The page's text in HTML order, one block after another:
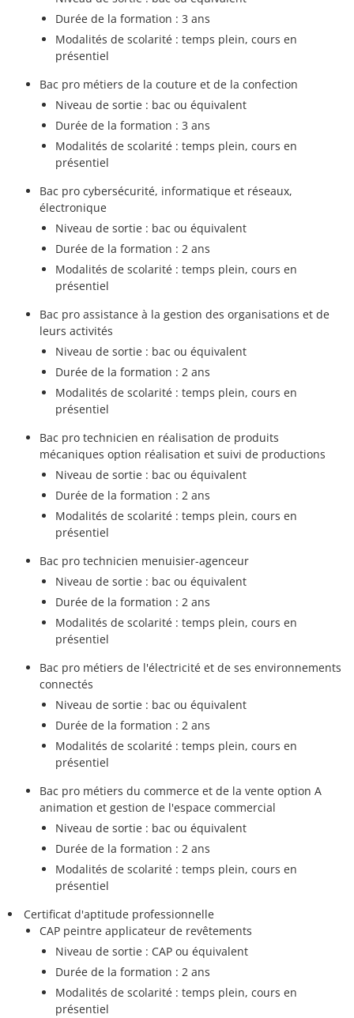
Durée de la formation : 3 ans
Modalités de scolarité : temps plein, cours en
présentiel
Bac pro métiers de la couture et de la confection
Niveau de sortie : bac ou équivalent
Durée de la formation : 3 ans
Modalités de scolarité : temps plein, cours en
présentiel
Bac pro cybersécurité, informatique et réseaux,
électronique
Niveau de sortie : bac ou équivalent
Durée de la formation : 2 ans
Modalités de scolarité : temps plein, cours en
présentiel
Bac pro assistance à la gestion des organisations et de
leurs activités
Niveau de sortie : bac ou équivalent
Durée de la formation : 2 ans
Modalités de scolarité : temps plein, cours en
présentiel
Bac pro technicien en réalisation de produits
mécaniques option réalisation et suivi de productions
Niveau de sortie : bac ou équivalent
Durée de la formation : 2 ans
Modalités de scolarité : temps plein, cours en
présentiel
Bac pro technicien menuisier-agenceur
Niveau de sortie : bac ou équivalent
Durée de la formation : 2 ans
Modalités de scolarité : temps plein, cours en
présentiel
Bac pro métiers de l'électricité et de ses environnements
connectés
Niveau de sortie : bac ou équivalent
Durée de la formation : 2 ans
Modalités de scolarité : temps plein, cours en
présentiel
Bac pro métiers du commerce et de la vente option A
animation et gestion de l'espace commercial
Niveau de sortie : bac ou équivalent
Durée de la formation : 2 ans
Modalités de scolarité : temps plein, cours en
présentiel
Certificat d'aptitude professionnelle
CAP peintre applicateur de revêtements
Niveau de sortie : CAP ou équivalent
Durée de la formation : 2 ans
Modalités de scolarité : temps plein, cours en
présentiel